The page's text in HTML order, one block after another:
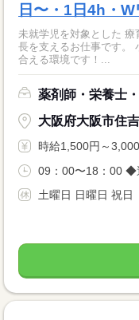
日〜・1日4h・
未就学児を対象とした
長を支えるお仕事です。
合える環境です！...
薬剤師・栄養士
大阪府大阪市住
時給1,500円～
09：00〜18：00 ◆
土曜日 日曜日 祝日